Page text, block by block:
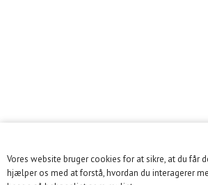
Vores website bruger cookies for at sikre, at du får
hjælper os med at forstå, hvordan du interagerer
KUNDESERVICE